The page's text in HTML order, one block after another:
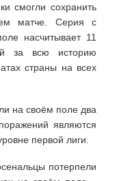
смогли сохранить
матче. Серия с
насчитывает 11
за всю историю
страны на всех
на своём поле два
являются
первой лиги.
потерпели